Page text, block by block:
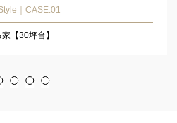
｜CASE.01
【30坪台】